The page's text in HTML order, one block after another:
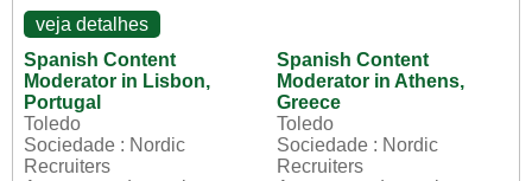
veja detalhes
Spanish Content
Moderator in Lisbon,
Portugal
Toledo
Sociedade : Nordic
Recruiters
Spanish Content
Moderator in Athens,
Greece
Toledo
Sociedade : Nordic
Recruiters